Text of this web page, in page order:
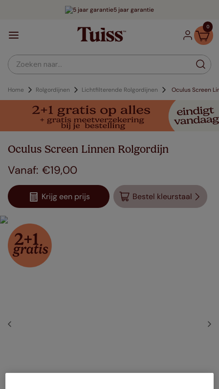
5 jaar garantie
0
Zoeken naar...
Home Rolgordijnen Lichtfilterende Rolgordijnen Oculus Screen
Oculus Screen Linnen Rolgordijn
€19,00
Krijg een prijs Bestel kleurstaal